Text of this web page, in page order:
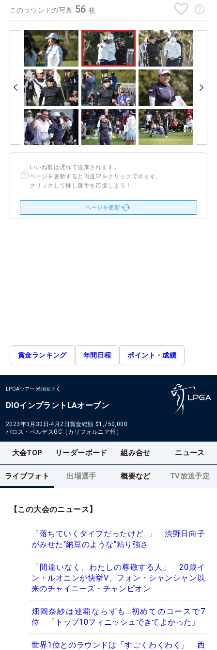
このラウンドの写真 56枚
いいね数は遅れて追加されます。
ページを更新すると再度♡をクリックできます。
クリックして推し選手を応援しよう！
ページを更新
賞金ランキング 年間日程 ポイント・成績
LPGAツアー 米国女子
DIOインプラントLAオープン
2023年3月30日-4月2日賞金総額 $1,750,000
パロス・ベルデスGC（カリフォルニア州）
大会TOP リーダーボード 組み合せ ニュース
ライブフォト 出場選手 概要など TV放送予定
【この大会のニュース】
「落ちていくタイプだったけど…」 渋野日向子
がみせた“納豆のような”粘り強さ
「間違いなく、わたしの尊敬する人」 20歳イ
ン・ルオニンが快挙V、フォン・シャンシャン以
来のチャイニーズ・チャンピオン
畑岡奈紗は連覇ならずも…初めてのコースで7
位 「トップ10フィニッシュできてよかった」
世界1位とのラウンドは「すごくわくわく」 西